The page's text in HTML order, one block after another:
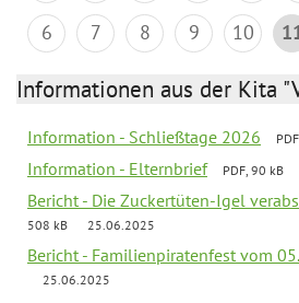
6
7 8 9 10
Informationen aus der Kita
Information - Schließtage 2026
Information - Elternbrief PDF, 90 kB
Bericht - Die Zuckertüten-Igel
508 kB
25.06.2025
Bericht - Familienpiratenfest vom
25.06.2025